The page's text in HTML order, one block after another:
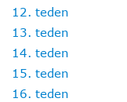
12. teden
13. teden
14. teden
15. teden
16. teden